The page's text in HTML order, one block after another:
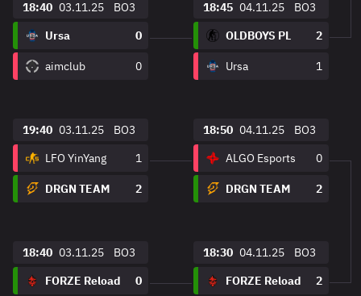
18:40 03.11.25
BO3
Ursa
0
aimclub 0
19:40 03.11.25
BO3
LFO YinYang
1
DRGN TEAM 2
18:40 03.11.25
BO3
FORZE Reload
0
18:45 04.11.25
BO3
OLDBOYS PL
2
Ursa 1
18:50 04.11.25
BO3
ALGO Esports
0
DRGN TEAM 2
18:30 04.11.25
BO3
FORZE Reload
2